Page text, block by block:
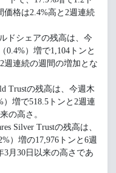
価格は2.4%高と2週連続
ドシェアの残高は、今
0.4%）増で1,104トンと
週連続の週間の増加とな
Trustの残高は、今週木
増で518.5トンと2週連
の高さ。
Silver Trustの残高は、
）増の17,976トンと6週
3月30日以来の高さであ